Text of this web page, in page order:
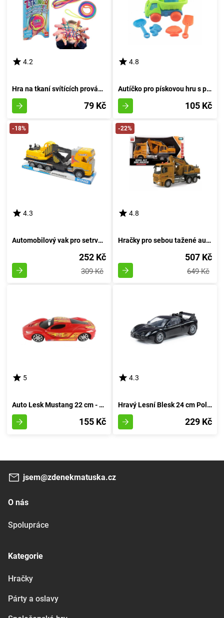
4.2
Hra na tkaní svítících provázků v oblouku
79 Kč
4.8
Autíčko pro pískovou hru s příslušenstvím 16 cm
105 Kč
-18%
4.3
Automobilový vak pro setrvačník
252 Kč
309 Kč
-22%
4.8
Hračky pro sebou tažené autíčka
507 Kč
649 Kč
5
Auto Lesk Mustang 22 cm - rudá
155 Kč
4.3
Hravý Lesní Blesk 24 cm Polesie - rudá
229 Kč
jsem@zdenekmatuska.cz
O nás
Spolupráce
Kategorie
Hračky
Párty a oslavy